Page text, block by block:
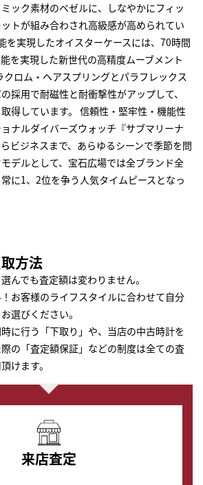
ック素材のベゼルに、しなやかにフィッ
トが組み合わされ高級感が高められてい
を実現したオイスターケースには、70時間
を実現した新世代の高精度ムーブメント
クロム・ヘアスプリングとパラフレックス
採用で耐磁性と耐衝撃性がアップして、
得しています。 信頼性・堅牢性・機能性
ナルダイバーズウォッチ『サブマリーナ
ビジネスまで、あらゆるシーンで季節を問
デルとして、宝石広場では全ブランド全
に1、2位を争う人気タイムピースとなっ
方法
んでも査定額は変わりません。
お客様のライフスタイルに合わせて自分
選びください。
に行う「下取り」や、当店の中古時計を
の「査定額保証」などの制度は全ての査
けます。
来店査定